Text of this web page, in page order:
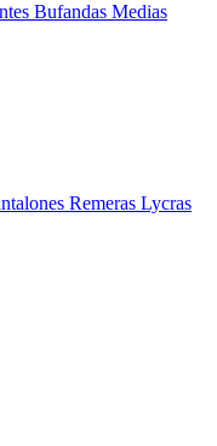
Bufandas Medias
Remeras Lycras